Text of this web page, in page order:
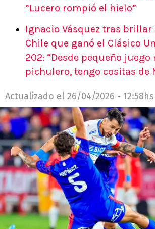
“Lucero rompió el hielo”
Ignacio Vásquez tras brillar
Chile que ganó el Clásico
202: “Desde pequeño juego
pichulero, tengo cositas de
Actualizado el 26/04/2026 - 12:58hs